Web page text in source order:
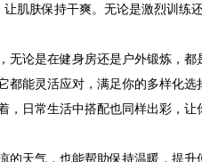
肌肤保持干爽。无论是激烈训练
论是在健身房还是户外锻炼，都
能灵活应对，满足你的多样化选
，日常生活中搭配也同样出彩，让
天气，也能帮助保持温暖，提升